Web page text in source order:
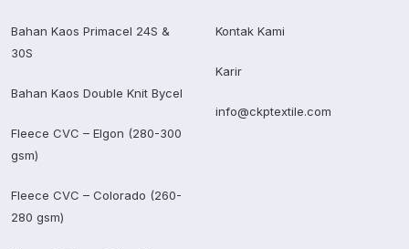
Bahan Kaos Primacel 24S &
30S
Bahan Kaos Double Knit Bycel
Fleece CVC – Elgon (280-300
gsm)
Fleece CVC – Colorado (260-
280 gsm)
Kontak Kami
Karir
info@ckptextile.com